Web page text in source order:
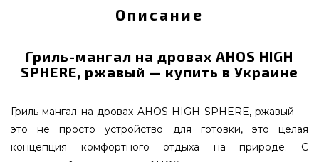
Описание
Гриль-мангал на дровах AHOS HIGH
SPHERE, ржавый — купить в Украине
Гриль-мангал на дровах AHOS HIGH SPHERE, ржавый —
это не просто устройство для готовки, это целая
концепция комфортного отдыха на природе. С